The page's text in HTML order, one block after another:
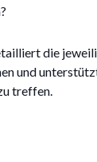
2025die
und
treffen.